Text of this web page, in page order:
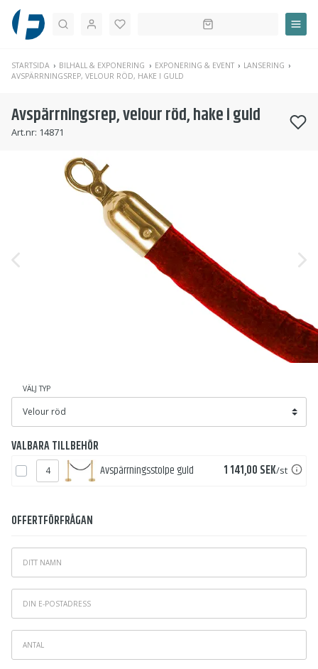
Sök
STARTSIDA BILHALL & EXPONERING EXPONERING & EVENT
LANSERING
AVSPÄRRNINGSREP, VELOUR RÖD, HAKE I GULD
Avspärrningsrep, velour röd, hake i guld
Art.nr: 14871
VÄLJ TYP
VALBARA TILLBEHÖR
Avspärrningsstolpe guld
Pris
1 141,00 SEK/st
OFFERTFÖRFRÅGAN
Ditt
namn*
Din
e-
postadress*
Antal